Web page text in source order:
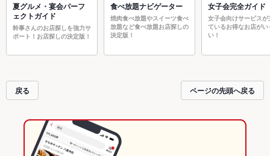
夏グルメ・宴会パーフ
ェクトガイド
幹事さんのお店探しを強力サ
ポート！お店探しの決定版！
食べ放題ナビゲーター
焼肉食べ放題やスイーツ食べ
放題など食べ放題お店探しの
決定版！
女子会完全ガイド
女子会向けサービスが
ているお得なお店がい
い！
戻る ページの先頭へ戻る